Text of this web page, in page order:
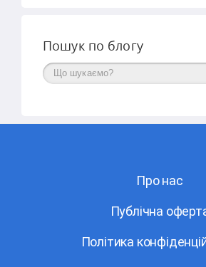
Пошук по блогу
Поиск
Про нас
Публічна
Політика